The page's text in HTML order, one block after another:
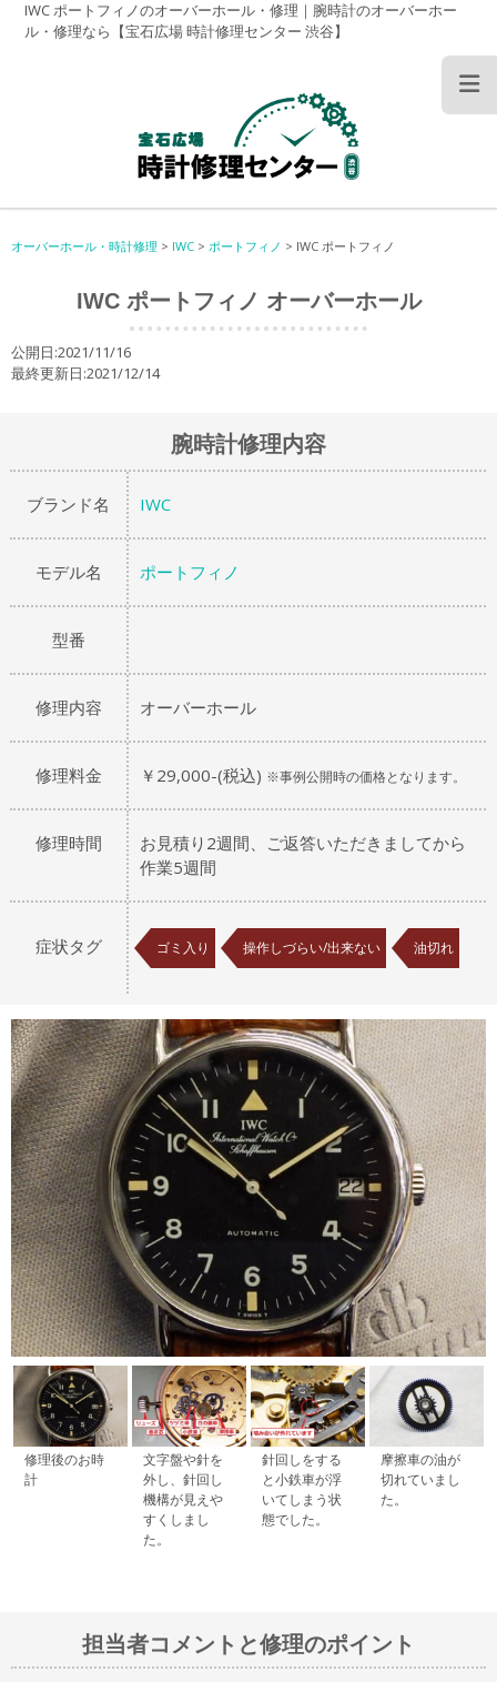
IWC ポートフィノのオーバーホール・修理｜腕時計のオーバーホー
ル・修理なら【宝石広場 時計修理センター 渋谷】
オーバーホール・時計修理 > IWC > ポートフィノ > IWC ポートフィノ
IWC ポートフィノ オーバーホール
公開日:2021/11/16
最終更新日:2021/12/14
腕時計修理内容
ブランド名 IWC
モデル名 ポートフィノ
型番
修理内容 オーバーホール
修理料金 ￥29,000-(税込) ※事例公開時の価格となります。
修理時間
お見積り2週間、ご返答いただきましてから
作業5週間
症状タグ ゴミ入り 操作しづらい/出来ない 油切れ
修理後のお時
計
文字盤や針を
外し、針回し
機構が見えや
すくしまし
た。
針回しをする
と小鉄車が浮
いてしまう状
態でした。
摩擦車の油が
切れていまし
た。
担当者コメントと修理のポイント